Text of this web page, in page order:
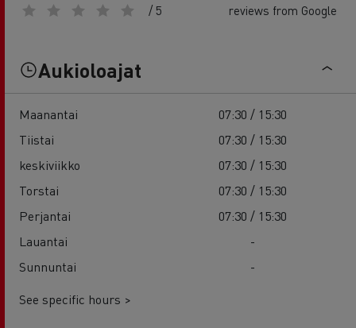
/ 5 reviews from Google
Aukioloajat
Maanantai
07:30 / 15:30
Tiistai
07:30 / 15:30
keskiviikko
07:30 / 15:30
Torstai
07:30 / 15:30
Perjantai
07:30 / 15:30
Lauantai
-
Sunnuntai
-
See specific hours >